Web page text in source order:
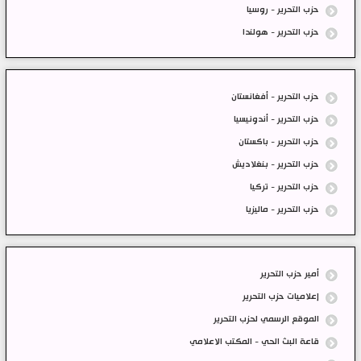
حزب التحرير - روسيا
حزب التحرير - هولندا
حزب التحرير - أفغانستان
حزب التحرير - أندونيسيا
حزب التحرير - باكستان
حزب التحرير - بنغلاديش
حزب التحرير - تركيا
حزب التحرير - ماليزيا
أمير حزب التحرير
إعلاميات حزب التحرير
الموقع الرسمي لحزب التحرير
قاعة البث الحي - المكتب الاعلامي